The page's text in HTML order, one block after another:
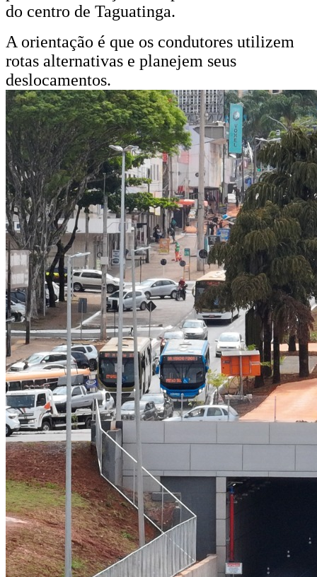
do centro de Taguatinga.
A orientação é que os condutores utilizem
rotas alternativas e planejem seus
deslocamentos.